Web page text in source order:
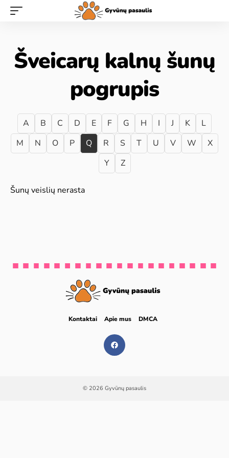
Šveicarų kalnų šunų
pogrupis
A B C D E F G H I J K
L
M
N O P Q R S T U V W
X
Y
Z
Šunų veislių nerasta
Kontaktai Apie mus DMCA
© 2026 Gyvūnų pasaulis